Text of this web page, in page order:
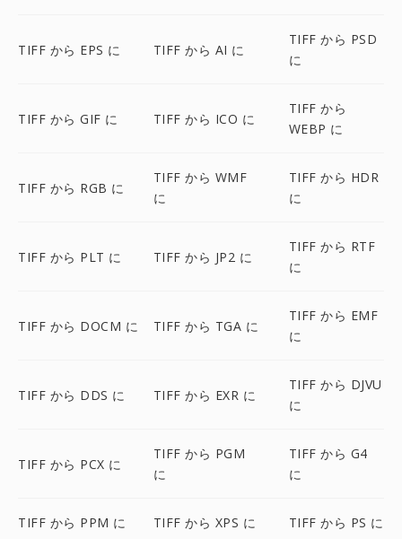
TIFF から EPS に TIFF から AI に
TIFF から PSD
に
TIFF から GIF に TIFF から ICO に
TIFF から
WEBP に
TIFF から RGB に
TIFF から WMF
に
TIFF から HDR
に
TIFF から PLT に TIFF から JP2 に
TIFF から RTF
に
TIFF から DOCM に TIFF から TGA に
TIFF から EMF
に
TIFF から DDS に TIFF から EXR に
TIFF から DJVU
に
TIFF から PCX に
TIFF から PGM
に
TIFF から G4
に
TIFF から PPM に TIFF から XPS に TIFF から PS に